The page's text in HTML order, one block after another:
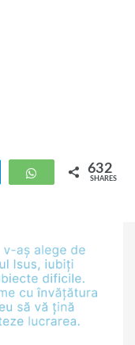
Telegram WhatsApp
632
SHARES